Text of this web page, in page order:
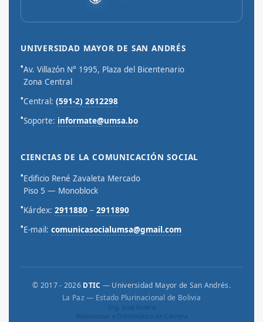
UNIVERSIDAD MAYOR DE SAN ANDRÉS
•Av. Villazón N° 1995, Plaza del Bicentenario
Zona Central
•Central: (591-2) 2612298
•Soporte: informate@umsa.bo
CIENCIAS DE LA COMUNICACIÓN SOCIAL
•Edificio René Zavaleta Mercado
Piso 5 — Monoblock
•Kárdex: 2911880 – 2911890
•E-mail: comunicasocialumsa@gmail.com
© 2017 - 2026 DTIC — Universidad Mayor de San Andrés.
La Paz — Estado Plurinacional de Bolivia
Ing. Jose Rivera
Webmaster e Informática de Carrera